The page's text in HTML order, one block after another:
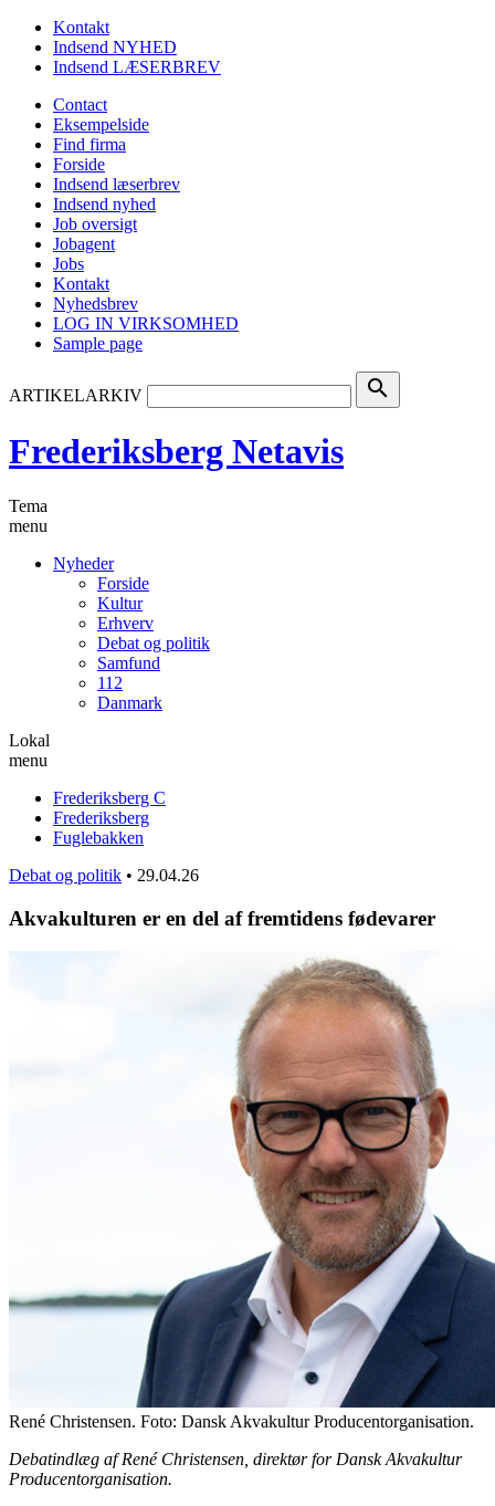
Kontakt
Indsend NYHED
Indsend LÆSERBREV
Contact
Eksempelside
Find firma
Forside
Indsend læserbrev
Indsend nyhed
Job oversigt
Jobagent
Jobs
Kontakt
Nyhedsbrev
LOG IN VIRKSOMHED
Sample page
ARTIKELARKIV search
Frederiksberg Netavis
Tema
menu
Nyheder
Forside
Kultur
Erhverv
Debat og politik
Samfund
112
Danmark
Lokal
menu
Frederiksberg C
Frederiksberg
Fuglebakken
Debat og politik • 29.04.26
Akvakulturen er en del af fremtidens fødevarer
René Christensen. Foto: Dansk Akvakultur Producentorganisation.
Debatindlæg af René Christensen, direktør for Dansk Akvakultur
Producentorganisation.